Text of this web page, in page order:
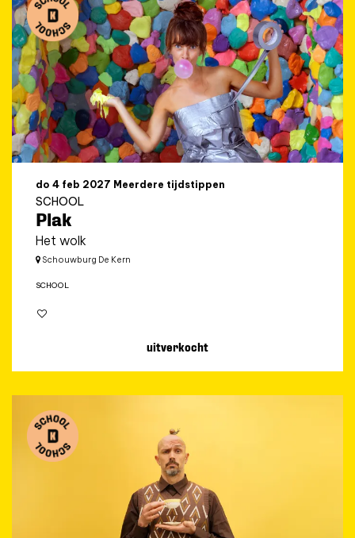
Plak
Het wolk
SCHOOL
do 4 feb 2027 Meerdere tijdstippen
Schouwburg De Kern
SCHOOL
uitverkocht